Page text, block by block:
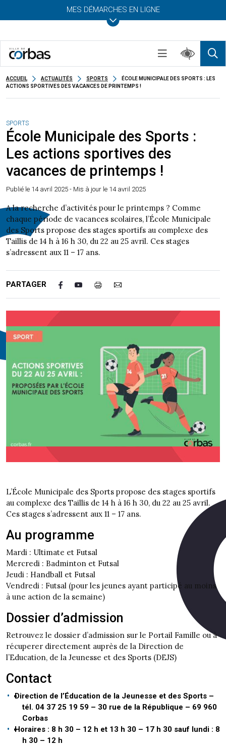
MES DÉMARCHES EN LIGNE
ACCUEIL ACTUALITÉS SPORTS
ÉCOLE MUNICIPALE DES SPORTS : LES
ACTIONS SPORTIVES DES VACANCES DE PRINTEMPS !
SPORTS
École Municipale des Sports :
Les actions sportives des
vacances de printemps !
Publié le 14 avril 2025 - Mis à jour le 14 avril 2025
A la recherche d’activités pour le printemps ? Comme
chaque période de vacances scolaires, l’École Municipale
des Sports propose des stages sportifs au complexe des
Taillis de 14 h à 16 h 30, du 22 au 25 avril. Ces stages
s’adressent aux 11 – 17 ans.
PARTAGER
L’École Municipale des Sports propose des stages sportifs
au complexe des Taillis de 14 h à 16 h 30, du 22 au 25 avril.
Ces stages s’adressent aux 11 – 17 ans.
Au programme
Mardi : Ultimate et Futsal
Mercredi : Badminton et Futsal
Jeudi : Handball et Futsal
Vendredi : Futsal (pour les jeunes ayant participé au moins
à une action de la semaine)
Dossier d’admission
Retrouvez le dossier d’admission sur le Portail Famille ou à
récuperer directement auprès de la Direction de
l’Education, de la Jeunesse et des Sports (DEJS)
Contact
Direction de l’Éducation de la Jeunesse et des Sports –
tél. 04 37 25 19 59 – 30 rue de la République – 69 960
Corbas
Horaires : 8 h 30 – 12 h et 13 h 30 – 17 h 30 sauf lundi : 8
h 30 – 12 h